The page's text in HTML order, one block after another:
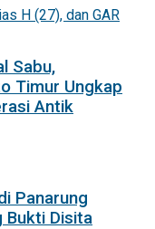
Sabu,
Timur Ungkap
Antik
Panarung
Bukti Disita